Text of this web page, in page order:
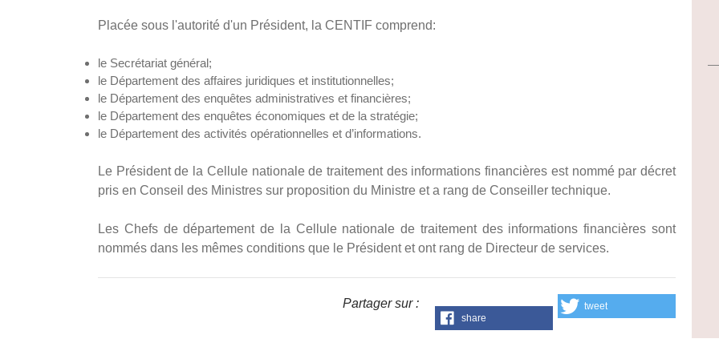
Placée sous l'autorité d'un Président, la CENTIF comprend:
le Secrétariat général;
le Département des affaires juridiques et institutionnelles;
le Département des enquêtes administratives et financières;
le Département des enquêtes économiques et de la stratégie;
le Département des activités opérationnelles et d’informations.
Le Président de la Cellule nationale de traitement des informations financières est nommé par décret
pris en Conseil des Ministres sur proposition du Ministre et a rang de Conseiller technique.
Les Chefs de département de la Cellule nationale de traitement des informations financières sont
nommés dans les mêmes conditions que le Président et ont rang de Directeur de services.
Partager sur :
share
tweet